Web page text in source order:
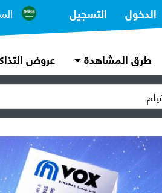
الدخول التسجيل
طرق المشاهدة عروض